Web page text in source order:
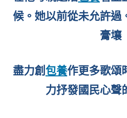
候。她以前從未允許過
膏壤
盡力創包養作更多歌頌
力抒發國民心聲